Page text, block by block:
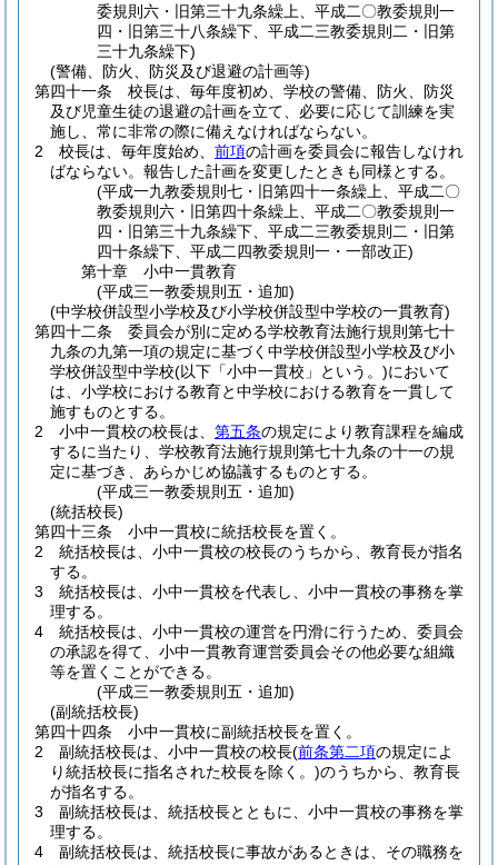
委規則六・旧第三十九条繰上、平成二〇教委規則一
四・旧第三十八条繰下、平成二三教委規則二・旧第
三十九条繰下)
(警備、防火、防災及び退避の計画等)
第四十一条
校長は、毎年度初め、学校の警備、防火、防災
及び児童生徒の退避の計画を立て、必要に応じて訓練を実
施し、常に非常の際に備えなければならない。
2
校長は、毎年度始め、 前項の計画を委員会に報告しなけれ
ばならない。 報告した計画を変更したときも同様とする。
(平成一九教委規則七・旧第四十一条繰上、平成二〇
教委規則六・旧第四十条繰上、平成二〇教委規則一
四・旧第三十九条繰下、平成二三教委規則二・旧第
四十条繰下、平成二四教委規則一・一部改正)
第十章
小中一貫教育
(平成三一教委規則五・追加)
(中学校併設型小学校及び小学校併設型中学校の一貫教育)
第四十二条
委員会が別に定める学校教育法施行規則第七十
九条の九第一項の規定に基づく中学校併設型小学校及び小
学校併設型中学校(以下「小中一貫校」という。)において
は、小学校における教育と中学校における教育を一貫して
施すものとする。
2
小中一貫校の校長は、 第五条の規定により教育課程を編成
するに当たり、学校教育法施行規則第七十九条の十一の規
定に基づき、あらかじめ協議するものとする。
(平成三一教委規則五・追加)
(統括校長)
第四十三条
小中一貫校に統括校長を置く。
2
統括校長は、小中一貫校の校長のうちから、教育長が指名
する。
3
統括校長は、小中一貫校を代表し、小中一貫校の事務を掌
理する。
4
統括校長は、小中一貫校の運営を円滑に行うため、委員会
の承認を得て、小中一貫教育運営委員会その他必要な組織
等を置くことができる。
(平成三一教委規則五・追加)
(副統括校長)
第四十四条
小中一貫校に副統括校長を置く。
2
副統括校長は、小中一貫校の校長(前条第二項の規定によ
り統括校長に指名された校長を除く。)のうちから、教育長
が指名する。
3
副統括校長は、統括校長とともに、小中一貫校の事務を掌
理する。
4
副統括校長は、統括校長に事故があるときは、その職務を